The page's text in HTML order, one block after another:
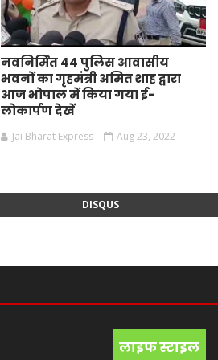
नवनिर्मित 44 पुलिस आवासीय
भवनों का गृहमंत्री अमित शाह द्वारा
आज भोपाल में किया गया ई-
लोकार्पण देखें
Jai Bharat Express Aug 23, 2022
DISQUS
लाइफ स्टाइल